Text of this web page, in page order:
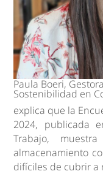
Paula Boeri,
Sostenibilidad en
explica que la
2024, publicada
Trabajo,
almacenamiento
difíciles de cubrir a